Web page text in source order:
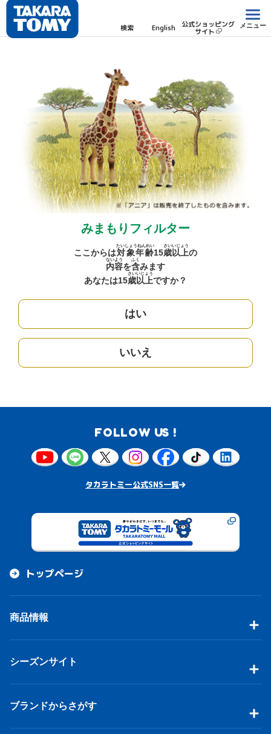
検索 English 公式ショッピング
サイト
メニュー
みまもりフィルター
ここからは対象年齢
たいしょうねんれい
15歳
さい
以上
いじょう
の
内容
ないよう
を含
ふく
みます
あなたは15歳
さい
以上
いじょう
ですか？
はい
いいえ
FOLLOW US !
タカラトミー公式SNS一覧
トップページ
商品情報
シーズンサイト
ブランドからさがす